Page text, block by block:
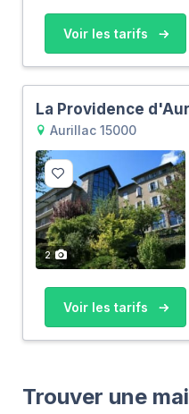
Voir les tarifs
La Providence
Aurillac 15000
2
Voir les tarifs
Trouver une